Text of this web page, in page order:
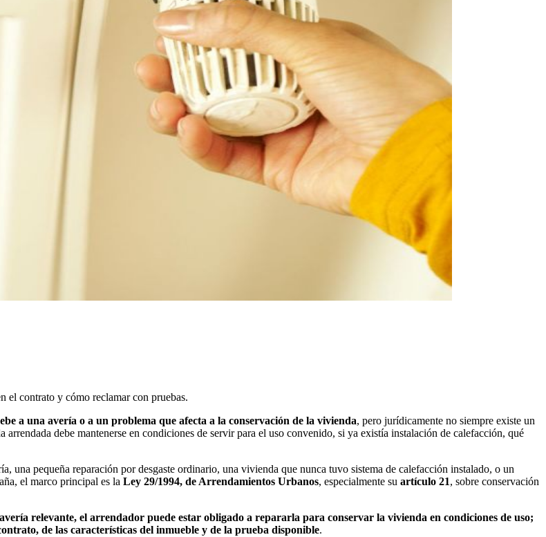
el contrato y cómo reclamar con pruebas.
a una avería o a un problema que afecta a la conservación de la vivienda, pero jurídicamente no siempre existe un
debe mantenerse en condiciones de servir para el uso convenido, si ya existía instalación de calefacción, qué
una pequeña reparación por desgaste ordinario, una vivienda que nunca tuvo sistema de calefacción instalado, o un
el marco principal es la Ley 29/1994, de Arrendamientos Urbanos, especialmente su artículo 21, sobre conservación
relevante, el arrendador puede estar obligado a repararla para conservar la vivienda en condiciones de uso;
de las características del inmueble y de la prueba disponible.